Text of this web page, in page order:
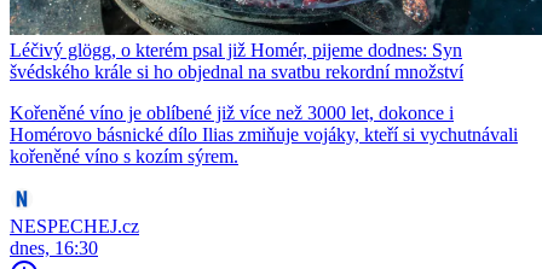
Léčivý glögg, o kterém psal již Homér, pijeme dodnes: Syn
švédského krále si ho objednal na svatbu rekordní množství
Kořeněné víno je oblíbené již více než 3000 let, dokonce i
Homérovo básnické dílo Ilias zmiňuje vojáky, kteří si vychutnávali
kořeněné víno s kozím sýrem.
NESPECHEJ.cz
dnes, 16:30